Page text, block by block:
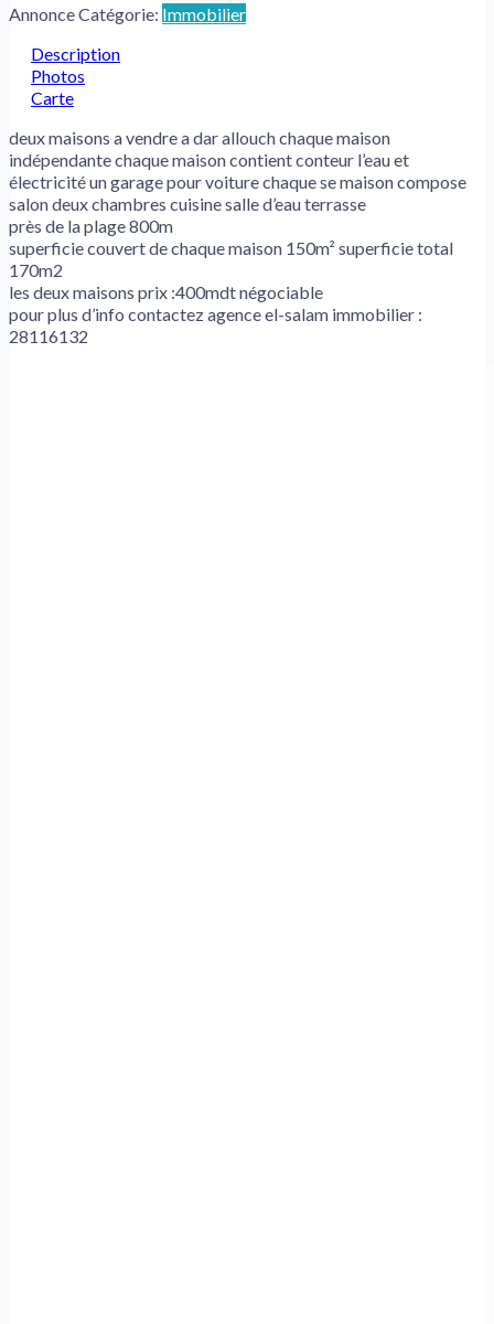
Annonce Catégorie: Immobilier
Description
Photos
Carte
deux maisons a vendre a dar allouch chaque maison
indépendante chaque maison contient conteur l’eau et
électricité un garage pour voiture chaque se maison compose
salon deux chambres cuisine salle d’eau terrasse
près de la plage 800m
superficie couvert de chaque maison 150m² superficie total
170m2
les deux maisons prix :400mdt négociable
pour plus d’info contactez agence el-salam immobilier :
28116132